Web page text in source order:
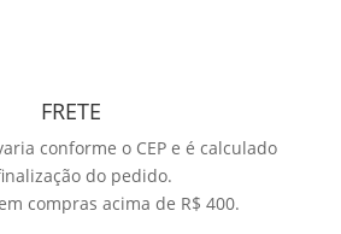
FRETE
conforme o CEP e é calculado
do pedido.
compras acima de R$ 400.